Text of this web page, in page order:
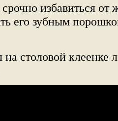
избавиться от
его зубным
на столовой клеенке